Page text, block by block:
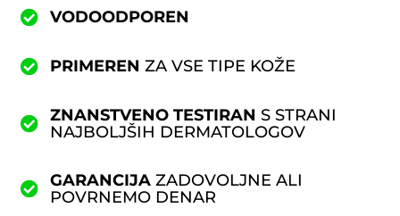
VODOODPOREN
PRIMEREN ZA VSE TIPE KOŽE
ZNANSTVENO TESTIRAN S STRANI
NAJBOLJŠIH DERMATOLOGOV
GARANCIJA ZADOVOLJNE ALI
POVRNEMO DENAR